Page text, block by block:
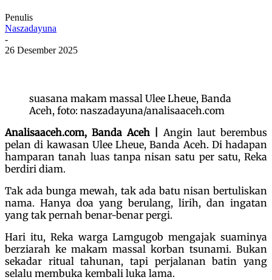
Penulis
Naszadayuna
-
26 Desember 2025
suasana makam massal Ulee Lheue, Banda
Aceh, foto: naszadayuna/analisaaceh.com
Analisaaceh.com, Banda Aceh |
Angin laut berembus
pelan di kawasan Ulee Lheue, Banda Aceh. Di hadapan
hamparan tanah luas tanpa nisan satu per satu, Reka
berdiri diam.
Tak ada bunga mewah, tak ada batu nisan bertuliskan
nama. Hanya doa yang berulang, lirih, dan ingatan
yang tak pernah benar-benar pergi.
Hari itu, Reka warga Lamgugob mengajak suaminya
berziarah ke makam massal korban tsunami. Bukan
sekadar ritual tahunan, tapi perjalanan batin yang
selalu membuka kembali luka lama.